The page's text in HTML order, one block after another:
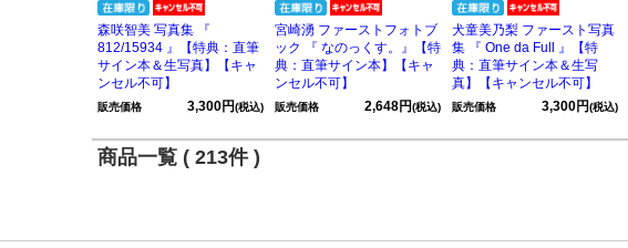
森咲智美 写真集 『
812/15934 』【特典：直筆
サイン本＆生写真】【キャ
ンセル不可】
販売価格 3,300円(税込)
宮崎湧 ファーストフォトブ
ック 『 なのっくす。』【特
典：直筆サイン本】【キャ
ンセル不可】
販売価格 2,648円(税込)
犬童美乃梨 ファースト写真
集 『 One da Full 』【特
典：直筆サイン本＆生写
真】【キャンセル不可】
販売価格 3,300円(税込)
商品一覧 ( 213件 )